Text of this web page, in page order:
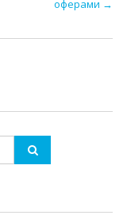
оферами →